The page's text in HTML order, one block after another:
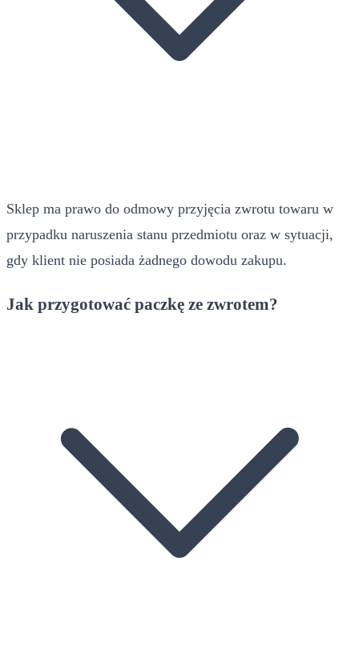
Sklep ma prawo do odmowy przyjęcia zwrotu towaru w
przypadku naruszenia stanu przedmiotu oraz w sytuacji,
gdy klient nie posiada żadnego dowodu zakupu.
Jak przygotować paczkę ze zwrotem?